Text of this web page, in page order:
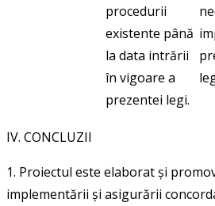
procedurii
existente până
la data intrării
în vigoare a
prezentei legi.
IV. CONCLUZII
1. Proiectul este elaborat și
implementării și asigurării